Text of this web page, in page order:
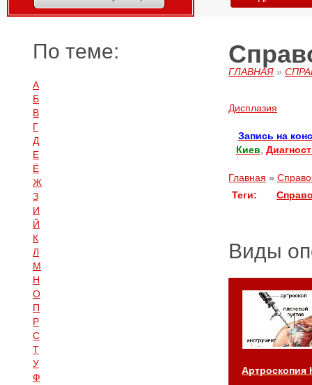
По теме:
А
Б
В
Г
Д
Е
Ё
Ж
З
И
Й
К
Л
М
Н
О
П
Р
С
Т
У
Ф
ГЛАВНАЯ »
Дисплазия
Запись на
Киев
Главная »
Теги:
Виды
Артроскопия